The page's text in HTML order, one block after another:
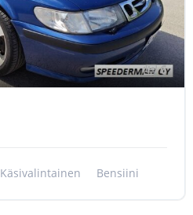
6
Käsivalintainen Bensiini